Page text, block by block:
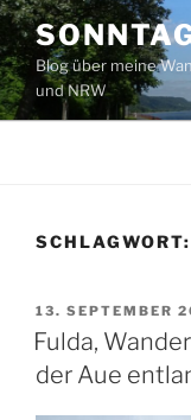
Zum
Inhalt
springenBlog über meine
und NRW
SCHLAGWORT:
VERÖFFENTLICHT
AM
13. SEPTEMBER
Fulda,
der Aue